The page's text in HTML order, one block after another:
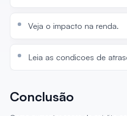
Veja o impacto na renda.
Leia as condicoes de
Conclusão